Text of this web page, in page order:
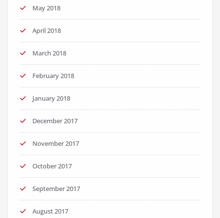
May 2018
April 2018
March 2018
February 2018
January 2018
December 2017
November 2017
October 2017
September 2017
August 2017